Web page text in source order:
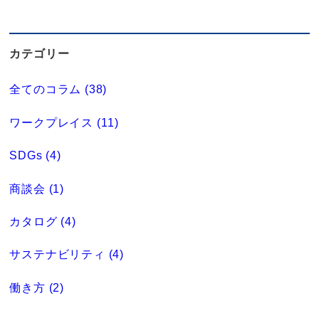
カテゴリー
全てのコラム (38)
ワークプレイス (11)
SDGs (4)
商談会 (1)
カタログ (4)
サステナビリティ (4)
働き方 (2)